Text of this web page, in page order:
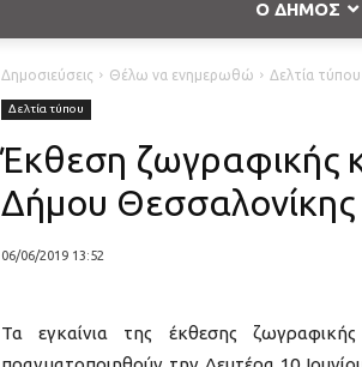
Ο ΔΗΜΟΣ
Δημοσιεύσεις Θέλω να ενημερωθώ Δελτία τύπου
Δελτία τύπου
Έκθεση ζωγραφικής
Δήμου Θεσσαλονίκης
06/06/2019 13:52
Τα εγκαίνια της έκθεσης